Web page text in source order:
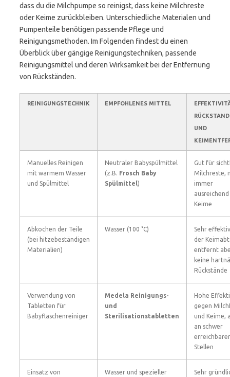
dass du die Milchpumpe so reinigst, dass keine Milchreste
oder Keime zurückbleiben. Unterschiedliche Materialen und
Pumpenteile benötigen passende Pflege und
Reinigungsmethoden. Im Folgenden findest du einen
Überblick über gängige Reinigungstechniken, passende
Reinigungsmittel und deren Wirksamkeit bei der Entfernung
von Rückständen.
REINIGUNGSTECHNIK EMPFOHLENES MITTEL
UND
Manuelles Reinigen
mit warmem Wasser
und Spülmittel
Neutraler Babyspülmittel
(z.B. Frosch Baby
Spülmittel)
Gut für
Milchreste,
immer
Keime
Abkochen der Teile
(bei hitzebeständigen
Materialien)
Wasser (100 °C)
Sehr
der
entfernt
keine
Rückstände
Verwendung von
Tabletten für
Babyflaschenreiniger
Medela Reinigungs-
und
Sterilisationstabletten
Hohe
gegen
und Keime,
an schwer
Stellen
Einsatz von
Wasser und spezieller
Sehr